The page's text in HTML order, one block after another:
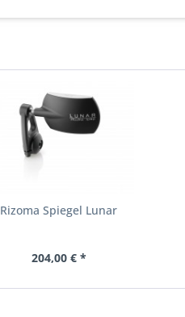
Rizoma Spiegel Lunar
204,00 € *